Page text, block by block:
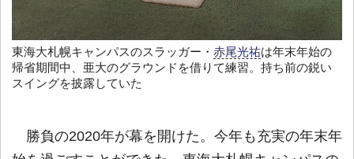
東海大札幌キャンパスのスラッガー・ 赤尾光祐は年末年始の
帰省期間中、亜大のグラウンドを借りて練習。持ち前の鋭い
スイングを披露していた
勝負の2020年が幕を開けた。今年も充実の年末年